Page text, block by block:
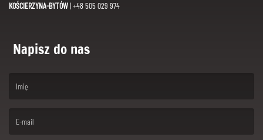
KOŚCIERZYNA-BYTÓW| +48 505 029 974
Napisz do nas